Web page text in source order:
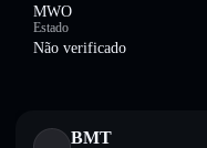
MWO
Estado
Não verificado
BMT